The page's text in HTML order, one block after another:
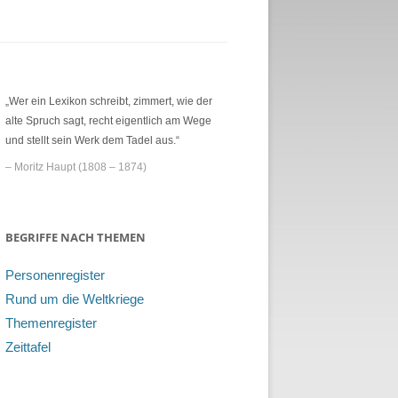
„Wer ein Lexikon schreibt, zimmert, wie der
alte Spruch sagt, recht eigentlich am Wege
und stellt sein Werk dem Tadel aus.“
– Moritz Haupt (1808 – 1874)
BEGRIFFE NACH THEMEN
Personenregister
Rund um die Weltkriege
Themenregister
Zeittafel